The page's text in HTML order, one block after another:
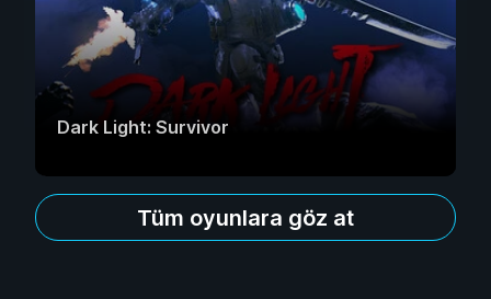
Dark Light: Survivor
Tüm oyunlara göz at